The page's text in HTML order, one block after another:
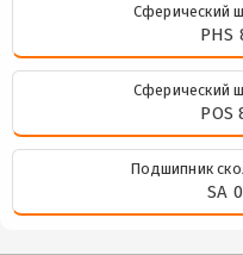
Сферический
PHS
Сферический
POS
Подшипник
SA